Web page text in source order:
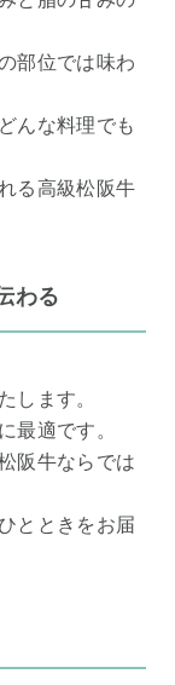
部位では味わ
んな料理でも
る高級松阪牛
わる
します。
最適です。
阪牛ならでは
とときをお届